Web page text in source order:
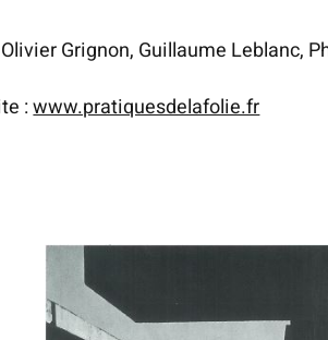
Grignon, Guillaume Leblanc,
:www.pratiquesdelafolie.fr